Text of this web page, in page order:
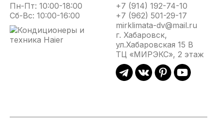
Пн-Пт: 10:00-18:00
Сб-Вс: 10:00-16:00
+7 (914) 192-74-10
+7 (962) 501-29-17
mirklimata-dv@mail.ru
г. Хабаровск,
ул.Хабаровская 15 В
ТЦ «МИРЭКС», 2 этаж